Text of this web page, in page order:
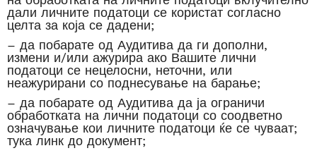
дали личните податоци се користат согласно
целта за која се дадени;
– да побарате од Аудитива да ги дополни,
измени и/или ажурира ако Вашите лични
податоци се нецелосни, неточни, или
неажурирани со поднесување на барање;
– да побарате од Аудитива да ја ограничи
обработката на лични податоци со соодветно
означување кои личните податоци ќе се чуваат;
тука линк до документ;